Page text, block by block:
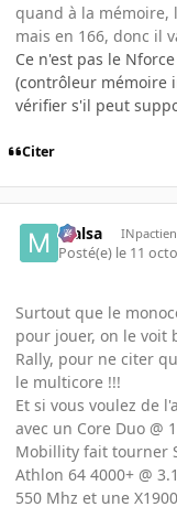
quand à la mémoire,
mais en 166, donc il
Ce n'est pas le
(contrôleur mémoire
vérifier s'il peut
Citer
Malsa INpactien
Posté(e) le 11
Surtout que le
pour jouer, on le voit
Rally, pour ne citer
le multicore !!!
Et si vous voulez de
avec un Core Duo @
Mobillity fait tourner
Athlon 64 4000+ @
550 Mhz et une